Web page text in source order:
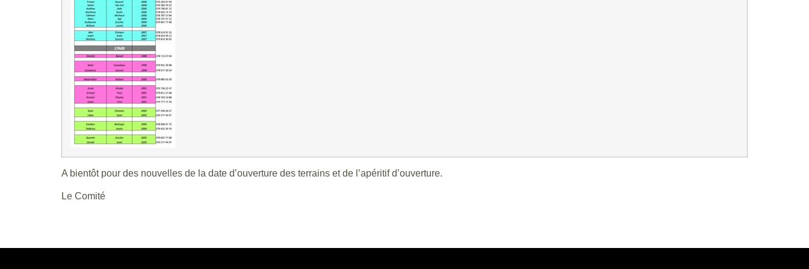
A bientôt pour des nouvelles de la date d’ouverture des terrains et de l’apéritif d’ouverture.
Le Comité